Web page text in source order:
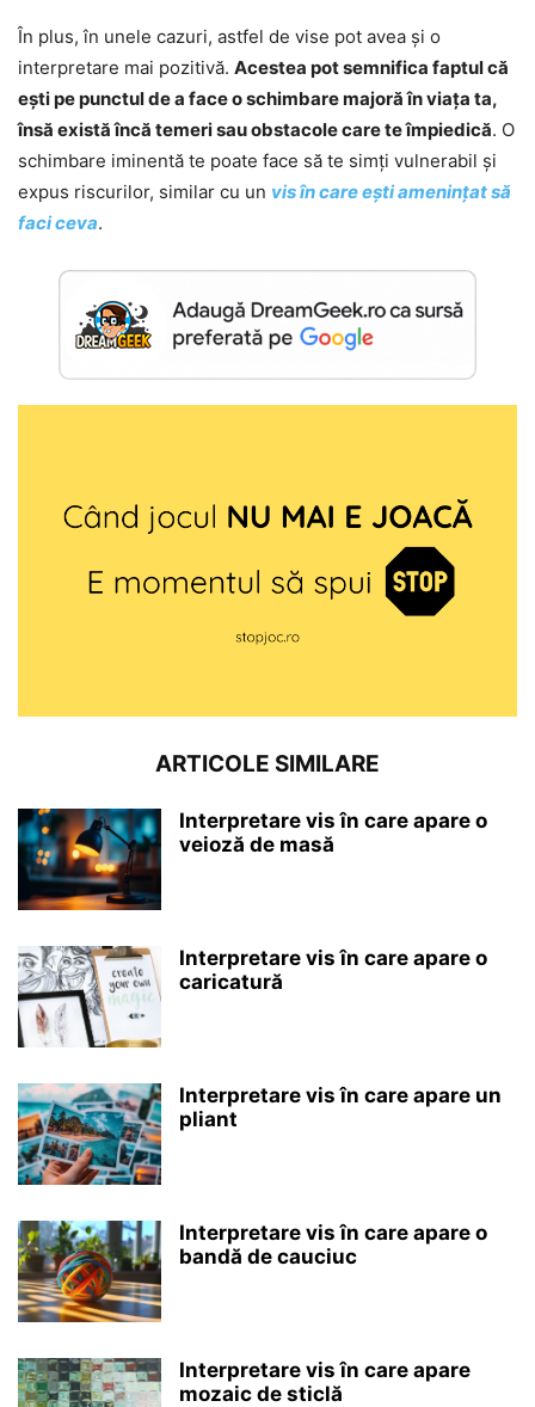
În plus, în unele cazuri, astfel de vise pot avea și o
interpretare mai pozitivă. Acestea pot semnifica faptul că
ești pe punctul de a face o schimbare majoră în viața ta,
însă există încă temeri sau obstacole care te împiedică. O
schimbare iminentă te poate face să te simți vulnerabil și
expus riscurilor, similar cu un vis în care ești amenințat să
faci ceva.
ARTICOLE SIMILARE
Interpretare vis în care apare o
veioză de masă
Interpretare vis în care apare o
caricatură
Interpretare vis în care apare un
pliant
Interpretare vis în care apare o
bandă de cauciuc
Interpretare vis în care apare
mozaic de sticlă